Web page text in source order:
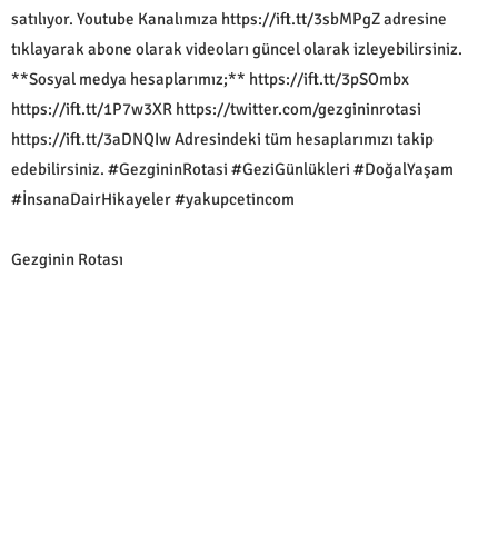
satılıyor. Youtube Kanalımıza https://ift.tt/3sbMPgZ adresine
tıklayarak abone olarak videoları güncel olarak izleyebilirsiniz.
**Sosyal medya hesaplarımız;** https://ift.tt/3pSOmbx
https://ift.tt/1P7w3XR https://twitter.com/gezgininrotasi
https://ift.tt/3aDNQIw Adresindeki tüm hesaplarımızı takip
edebilirsiniz. #GezgininRotasi #GeziGünlükleri #DoğalYaşam
#İnsanaDairHikayeler #yakupcetincom
Gezginin Rotası